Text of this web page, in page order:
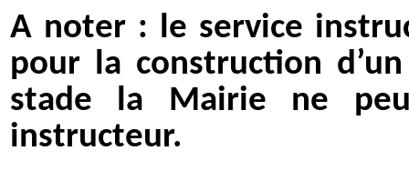
A noter : le service
pour la construction
stade la Mairie ne
instructeur.